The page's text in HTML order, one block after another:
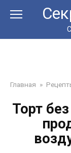
Главная »
Торт